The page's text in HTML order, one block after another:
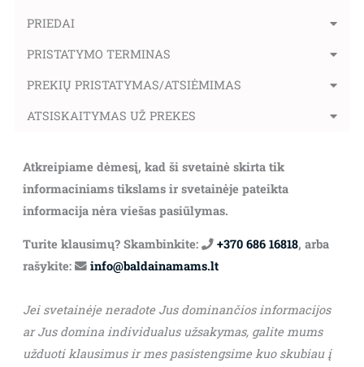
PRIEDAI
PRISTATYMO TERMINAS
PREKIŲ PRISTATYMAS/ATSIĖMIMAS
ATSISKAITYMAS UŽ PREKES
Atkreipiame dėmesį, kad ši svetainė skirta tik
informaciniams tikslams ir svetainėje pateikta
informacija nėra viešas pasiūlymas.
Turite klausimų? Skambinkite: +370 686 16818, arba
rašykite:
info@baldainamams.lt
Jei svetainėje neradote Jus dominančios informacijos
ar Jus domina individualus užsakymas, galite mums
užduoti klausimus ir mes pasistengsime kuo skubiau į